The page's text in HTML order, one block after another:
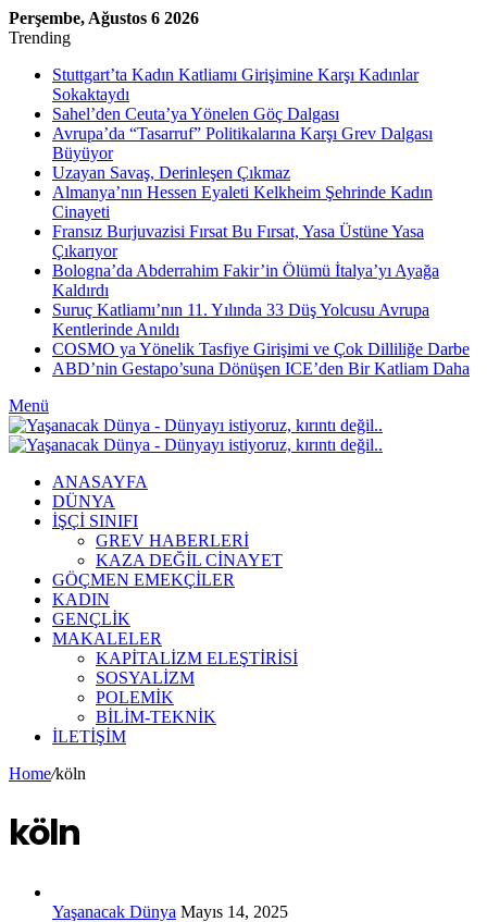
Perşembe, Ağustos 6 2026
Trending
Stuttgart’ta Kadın Katliamı Girişimine Karşı Kadınlar
Sokaktaydı
Sahel’den Ceuta’ya Yönelen Göç Dalgası
Avrupa’da “Tasarruf” Politikalarına Karşı Grev Dalgası
Büyüyor
Uzayan Savaş, Derinleşen Çıkmaz
Almanya’nın Hessen Eyaleti Kelkheim Şehrinde Kadın
Cinayeti
Fransız Burjuvazisi Fırsat Bu Fırsat, Yasa Üstüne Yasa
Çıkarıyor
Bologna’da Abderrahim Fakir’in Ölümü İtalya’yı Ayağa
Kaldırdı
Suruç Katliamı’nın 11. Yılında 33 Düş Yolcusu Avrupa
Kentlerinde Anıldı
COSMO ya Yönelik Tasfiye Girişimi ve Çok Dilliliğe Darbe
ABD’nin Gestapo’suna Dönüşen ICE’den Bir Katliam Daha
Menü
ANASAYFA
DÜNYA
İŞÇİ SINIFI
GREV HABERLERİ
KAZA DEĞİL CİNAYET
GÖÇMEN EMEKÇİLER
KADIN
GENÇLİK
MAKALELER
KAPİTALİZM ELEŞTİRİSİ
SOSYALİZM
POLEMİK
BİLİM-TEKNİK
ILETIŞIM
Home/köln
köln
Yaşanacak Dünya Mayıs 14, 2025